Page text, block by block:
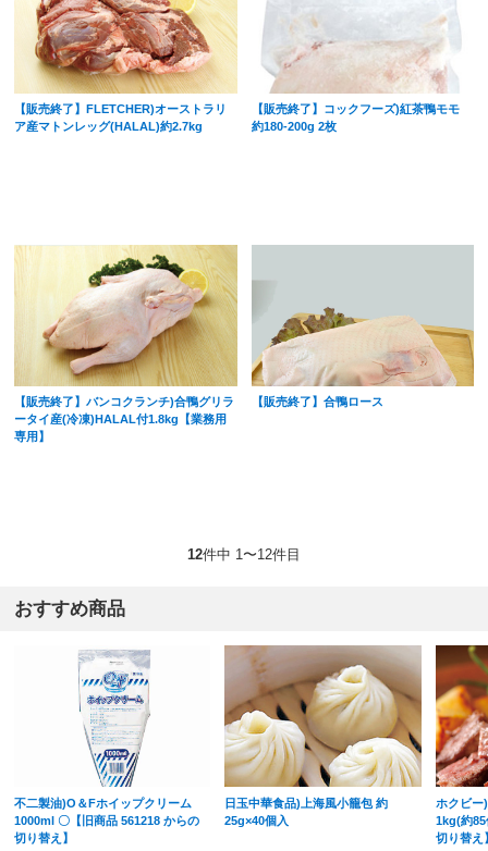
【販売終了】FLETCHER)オーストラリ
ア産マトンレッグ(HALAL)約2.7kg
【販売終了】コックフーズ)紅茶鴨モモ
約180-200g 2枚
【販売終了】バンコクランチ)合鴨グリラ
ータイ産(冷凍)HALAL付1.8kg【業務用
専用】
【販売終了】合鴨ロース
12件中 1〜12件目
おすすめ商品
不二製油)O＆Fホイップクリーム
1000ml 〇【旧商品 561218 からの
切り替え】
日玉中華食品)上海風小籠包 約
25g×40個入
ホクビー
1kg(約85
切り替え